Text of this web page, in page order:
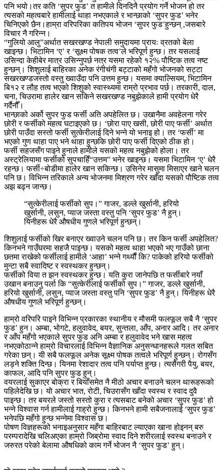
पनि भयो।तर कति ‘सुपर फुड’ त हामीले दिनदिनै प्रयोग गर्ने भोजन हो तर
त्यसको महत्वबारे हामीलाई थाहा नभएकाले र भान्छाको ‘सुपर फुड’ भनेर
चिनिएको छैन।हाम्रा वरिपरिका कतिपय भोजन ‘सुपर फुड’हुन्छन् ,जसबारे
विचार नै गरिन्न।
“गुलियो आलु”अर्थात सखरखण्ड नेपाली समुदायमा प्रायः व्रतको बेला
खाइन्छ। भिटामिन ‘ए’ र ‘सूक्ष्म पोषक तत्व’ले भरिपूर्ण हुन्छ। तर यसलाई
उसिन्दा केहीबेर मात्र उसिन्नुपर्छ नत्र यसमा रहेको १२% पौष्टिक तत्व नष्ट
हुन्छन्। शिशुलाई बाहिरका अनेक रंगीचंगी बट्टाको महँगो भोजनको सट्टा
सखरखण्डजस्तो वस्तु ख्वाउँदा पनि उत्तम हुन्छ। यसमा क्याल्सियम, भिटामिन
बि१२ र लौह तत्व भएको शिशुको स्वास्थ्यमा राम्रो प्रभाव पर्छ। तरकारी, दाल,
चना, चिउरामा हालेर खान सकिने सखरखण्ड नबुझेकाले हामी प्रयोग धेरै
गर्दैनौँ।
भान्छाको अर्को सुपर फुड फर्सी अति अपहेलित छ। उखानैमा अवहेलना गरेर
छोरी र फर्सीको महत्व घटाइएको छ। ‘छोरा पाए खसी, छोरी पाए फर्सी’ अर्थात
छोरी पाउँदा सस्तो फर्सी सुत्केरीलाई दिने भन्ने यो भनाइ हो। तर ‘फर्सी’ मा
भएको गुण थाहा पाए भने थाहा हुन्छकि छोरी पाए फर्सी दिएको ठीक हो।
फर्सी सहजसँग पाइने हुनाले हामीले यसको महत्व नबुझेको होला। तर
अस्ट्रेलियामा फर्सीको सुपचाहिँ“उत्तम” भनेर खाइन्छ। यसमा भिटामिन ‘ए’ धेरै
रहन्छ। फर्सी÷बोडीमा हालेर खान सकिन्छ। उसिनेर मासुमा मिसाएर खाने चलन
पनि छ। विभिन्न तरिकाले अन्य भोजनमा मिश्रण गरेर खाँदा यसको पौष्टिक तत्व
अझ बढ्न जान्छ।
“सुत्केरीलाई फर्सीको सुप।” गाजर, डल्ले खुर्सानी, हरियो
खुर्सानी, लसुन, प्याज जस्ता वस्तु पनि ‘सुपर फुड’ नै हुन्।
यिनीहरू धेरै औषधीय गुणले भरिपूर्ण हुन्छन्।
शिशुलाई फर्सीको खिर बनाएर ख्वाउने चलन पनि छ। तर किन फर्सी अपहेलित?
किनभने गाउँघरमा सहजै पाइन्छ। यसको महत्व थाहा भएको भए गाउँको छाना
छतमा राखेको फर्सीलाई हामीले ‘आहा’ भन्ने गर्थ्याैं कि? पाकेको हरियो फर्सीको
मुन्टा सबै स्वादिष्ट र स्वस्थकर हुन्छन्।
फर्सीको विया त झन स्वस्थकर हुन्छ। यति कुरा जानेपछि त फर्सीबारे नयाँ
उखान बनाउनु पर्ला कि “सुत्केरीलाई फर्सीको सुप।” गाजर, डल्ले खुर्सानी,
हरियो खुर्सानी, लसुन, प्याज जस्ता वस्तु पनि ‘सुपर फुड’ नै हुन्। यिनीहरू धेरै
औषधीय गुणले भरिपूर्ण हुन्छन्।
हाम्रो वरिपरि पाइने विभिन्न प्रकारका स्थानीय र मौसमी फलफूल सबै नै ‘सुपर
फुड’ हुन। अम्बा, भोगटे, हलुवावेद, बयर, सुन्तला, आँप, अनार आदि। तर अनार
र आँप महँगो भएकाले सुपर फुड अनि अम्बा र हलुवावेद भने खास महत्व
नभएकोठान्ने हाम्रो विचारलाई विभिन्न वैज्ञानिक अनुसन्धानहरूले गलत सबित
गरेका छन्। यी सबै फलफूल अनेक सूक्ष्म पोषक तत्वले भरिपूर्ण हुन्छन्। रोगसँग
लड्ने शक्ति दिन्छ। यिनमा रेशादार तत्व पनि पर्याप्त हुन्छ। त्यसैगरी पैयु, बयर,
काफल, आदि पनि सुपर फुड हुन्।
वयरलाई सुकाएर बोक्रा र बियाँसमेत नै मीठो अचार बनाउने चलन थारूहरूको
पहिलेदेखि छ। यो अचार भात, रोटी, चिउरासँग खाँदा स्वस्थ र स्वाद दुवै
पाइन्छ। तर बयरले जस्तो सस्तो कुरा र त्यसबाट बनेको अचार ‘सुपर फुड’ हो
भन्ने विश्वास गर्न हामीलाई गाह्रो हुन्छ। किनभने हामी सबैजनालाई ‘सुपर फुड’
भनेपछि महँगो हुन्छ भन्नेमा विश्वास छ।
पोषण विज्ञहरूको भनाइअनुसार महँगा बाहिरबाट ल्याएका खाना होइनन् बरु
परम्परादेखि चलिअएका हाम्रो जिब्रोमा स्वाद दिने शरीरलाई स्वस्थ बनाउने र
जरुरत परेको बेलामा औषधिको काम गर्ने भोजन नै ‘सुपर फुड’ हुन्।